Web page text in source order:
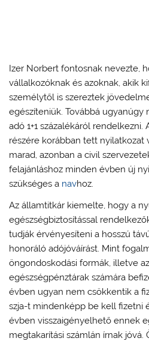
Izer Norbert fontosnak nevezte,
vállalkozóknak és azoknak, akik
személytől is szereztek
egészíteniük. Továbbá ugyanúgy
adó 1+1 százalékáról rendelkezni.
részére korábban tett nyilatkozat
marad, azonban a civil
felajánláshoz minden évben új
szükséges a navhoz.
Az államtitkár kiemelte, hogy a
egészségbiztosítással
tudják érvényesíteni a hosszú
honoráló adójóváírást. Mint
öngondoskodási formák, illetve
egészségpénztárak számára
évben ugyan nem csökkentik a
szja-t mindenképp be kell fizetni
évben visszaigényelhető ennek
megtakarítási számlán írnak jóvá.